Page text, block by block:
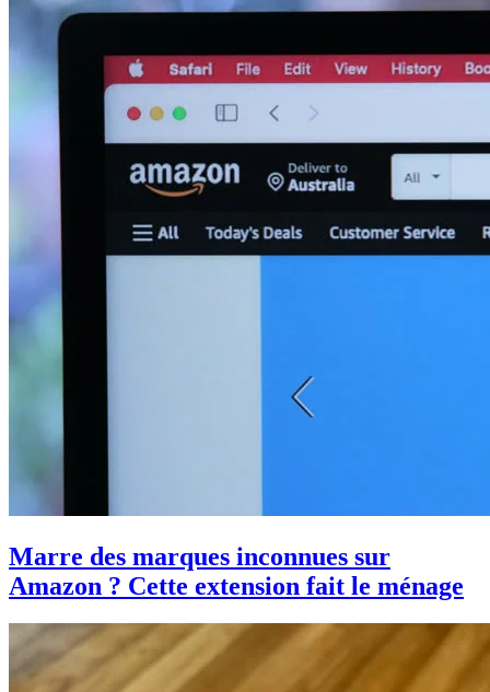
Marre des marques inconnues sur
Amazon ? Cette extension fait le ménage